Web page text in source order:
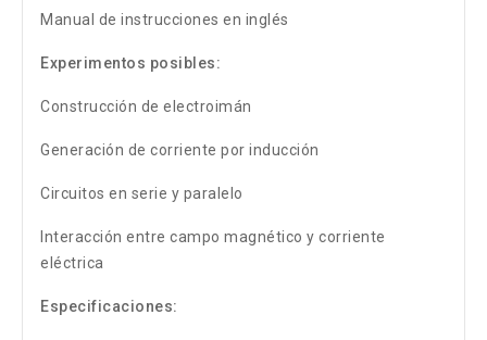
Manual de instrucciones en inglés
Experimentos posibles:
Construcción de electroimán
Generación de corriente por inducción
Circuitos en serie y paralelo
Interacción entre campo magnético y corriente
eléctrica
Especificaciones: